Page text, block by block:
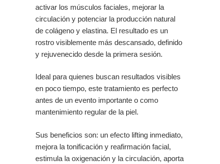
activar los músculos faciales, mejorar la
circulación y potenciar la producción natural
de colágeno y elastina. El resultado es un
rostro visiblemente más descansado, definido
y rejuvenecido desde la primera sesión.
Ideal para quienes buscan resultados visibles
en poco tiempo, este tratamiento es perfecto
antes de un evento importante o como
mantenimiento regular de la piel.
Sus beneficios son: un efecto lifting inmediato,
mejora la tonificación y reafirmación facial,
estimula la oxigenación y la circulación, aporta